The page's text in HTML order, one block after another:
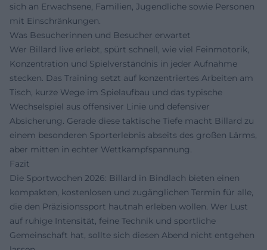
sich an Erwachsene, Familien, Jugendliche sowie Personen
mit Einschränkungen.
Was Besucherinnen und Besucher erwartet
Wer Billard live erlebt, spürt schnell, wie viel Feinmotorik,
Konzentration und Spielverständnis in jeder Aufnahme
stecken. Das Training setzt auf konzentriertes Arbeiten am
Tisch, kurze Wege im Spielaufbau und das typische
Wechselspiel aus offensiver Linie und defensiver
Absicherung. Gerade diese taktische Tiefe macht Billard zu
einem besonderen Sporterlebnis abseits des großen Lärms,
aber mitten in echter Wettkampfspannung.
Fazit
Die Sportwochen 2026: Billard in Bindlach bieten einen
kompakten, kostenlosen und zugänglichen Termin für alle,
die den Präzisionssport hautnah erleben wollen. Wer Lust
auf ruhige Intensität, feine Technik und sportliche
Gemeinschaft hat, sollte sich diesen Abend nicht entgehen